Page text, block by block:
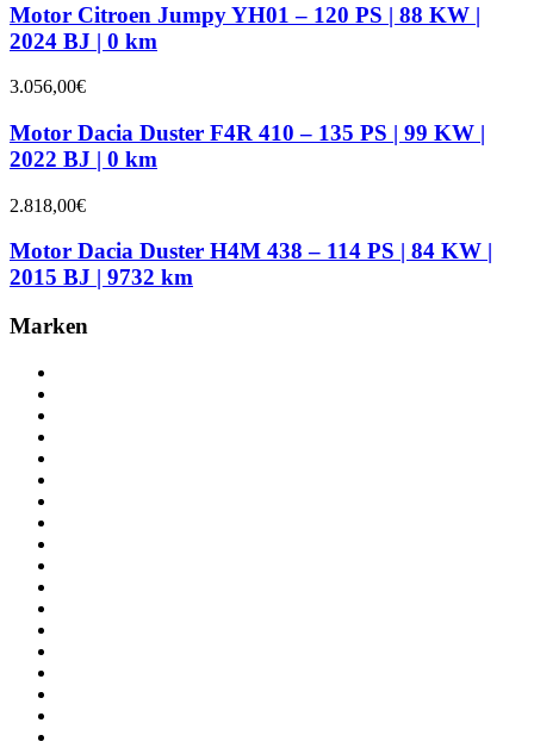
Motor Citroen Jumpy YH01 – 120 PS | 88 KW |
2024 BJ | 0 km
3.056,00€
Motor Dacia Duster F4R 410 – 135 PS | 99 KW |
2022 BJ | 0 km
2.818,00€
Motor Dacia Duster H4M 438 – 114 PS | 84 KW |
2015 BJ | 9732 km
Marken